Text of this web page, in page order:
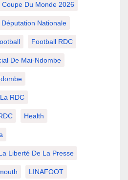
Coupe Du Monde 2026
Députation Nationale
Football RDC
De Mai-Ndombe
RDC
Health
Liberté De La Presse
LINAFOOT